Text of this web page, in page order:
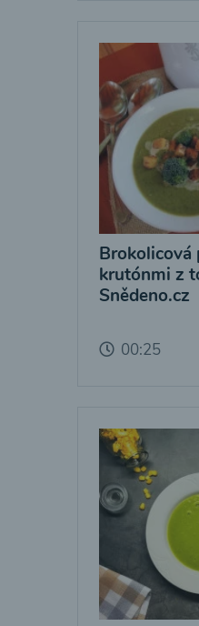
Brokolicová
krutónmi z
Snědeno.cz
00:25